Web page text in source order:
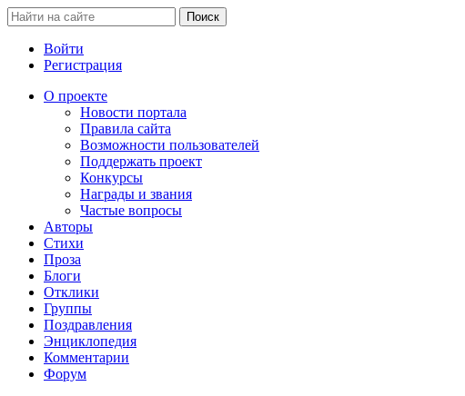
Войти
Регистрация
О проекте
Новости портала
Правила сайта
Возможности пользователей
Поддержать проект
Конкурсы
Награды и звания
Частые вопросы
Авторы
Стихи
Проза
Блоги
Отклики
Группы
Поздравления
Энциклопедия
Комментарии
Форум